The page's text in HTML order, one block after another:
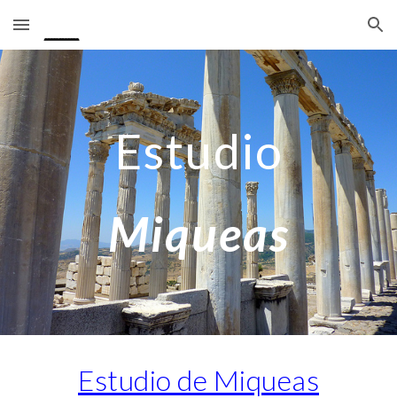
Skip to main content Skip to navigation
Estudio
Miqueas
Estudio de Miqueas